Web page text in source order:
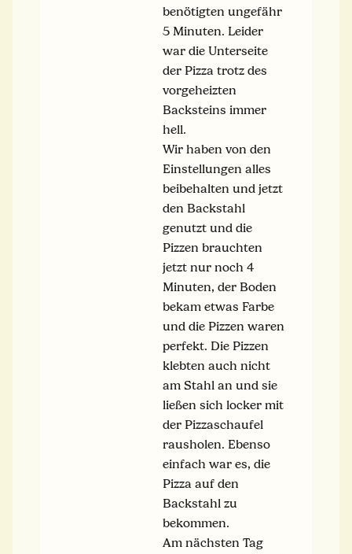
benötigten ungefähr
5 Minuten. Leider
war die Unterseite
der Pizza trotz des
vorgeheizten
Backsteins immer
hell.
Wir haben von den
Einstellungen alles
beibehalten und jetzt
den Backstahl
genutzt und die
Pizzen brauchten
jetzt nur noch 4
Minuten, der Boden
bekam etwas Farbe
und die Pizzen waren
perfekt. Die Pizzen
klebten auch nicht
am Stahl an und sie
ließen sich locker mit
der Pizzaschaufel
rausholen. Ebenso
einfach war es, die
Pizza auf den
Backstahl zu
bekommen.
Am nächsten Tag